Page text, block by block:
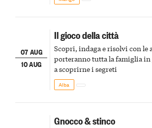
07 AUG
10 AUG
Il gioco della città
Scopri, indaga e risolvi con le
porteranno tutta la famiglia
a scoprirne i segreti
Alba
Gnocco & stinco